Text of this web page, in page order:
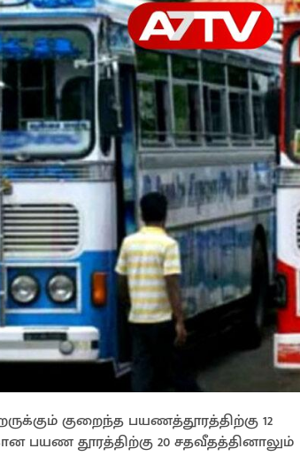
குறைந்த பயணத்தூரத்திற்கு 12
பயண தூரத்திற்கு 20 சதவீதத்தினாலும்